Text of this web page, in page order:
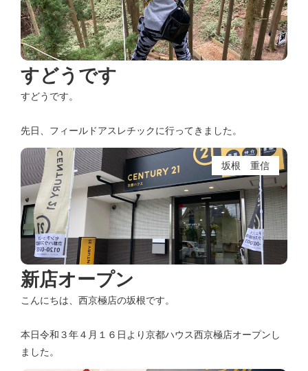
すどうです
すどうです。
先日、フィールドアスレチックに行ってきました。
坂根 重信
新店オープン
こんにちは、西京極店の坂根です。
本日令和３年４月１６日より京都ハウス西京極店オープンし
ました。